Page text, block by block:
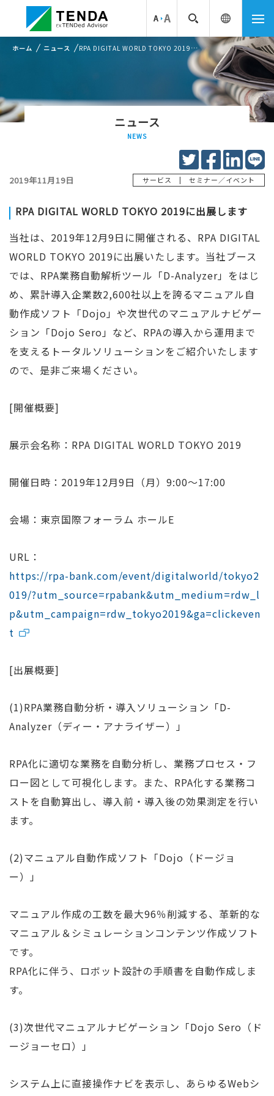
ホーム ニュース RPA DIGITAL WORLD TOKYO 2019に出展します
ニュース
NEWS
2019年11月19日 サービス | セミナー／イベント
RPA DIGITAL WORLD TOKYO 2019に出展します
当社は、2019年12月9日に開催される、RPA DIGITAL
WORLD TOKYO 2019に出展いたします。当社ブース
では、RPA業務自動解析ツール「D-Analyzer」をはじ
め、累計導入企業数2,600社以上を誇るマニュアル自
動作成ソフト「Dojo」や次世代のマニュアルナビゲー
ション「Dojo Sero」など、RPAの導入から運用まで
を支えるトータルソリューションをご紹介いたします
ので、是非ご来場ください。
[開催概要]
展示会名称：RPA DIGITAL WORLD TOKYO 2019
開催日時：2019年12月9日（月）9:00〜17:00
会場：東京国際フォーラム ホールE
URL：
https://rpa-bank.com/event/digitalworld/tokyo2
019/?utm_source=rpabank&utm_medium=rdw_l
p&utm_campaign=rdw_tokyo2019&ga=clickeven
t
[出展概要]
(1)RPA業務自動分析・導入ソリューション「D-
Analyzer（ディー・アナライザー）」
RPA化に適切な業務を自動分析し、業務プロセス・フ
ロー図として可視化します。また、RPA化する業務コ
ストを自動算出し、導入前・導入後の効果測定を行い
ます。
(2)マニュアル自動作成ソフト「Dojo（ドージョ
ー）」
マニュアル作成の工数を最大96％削減する、革新的な
マニュアル＆シミュレーションコンテンツ作成ソフト
です。
RPA化に伴う、ロボット設計の手順書を自動作成しま
す。
(3)次世代マニュアルナビゲーション「Dojo Sero（ド
ージョーセロ）」
システム上に直接操作ナビを表示し、あらゆるWebシ